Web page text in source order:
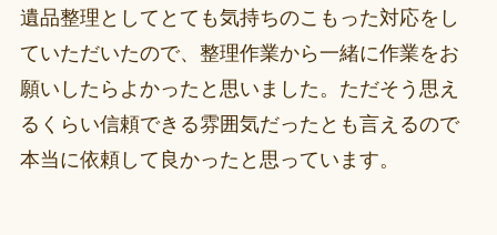
遺品整理としてとても気持ちのこもった対応をし
ていただいたので、整理作業から一緒に作業をお
願いしたらよかったと思いました。ただそう思え
るくらい信頼できる雰囲気だったとも言えるので
本当に依頼して良かったと思っています。